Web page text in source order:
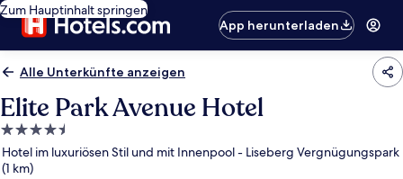
Zum Hauptinhalt springen
App herunterladen
Alle Unterkünfte anzeigen
Elite Park Avenue Hotel
4.5-
Sterne-
Unterkunft
Hotel im luxuriösen Stil und mit Innenpool - Liseberg Vergnügungspark
(1 km)